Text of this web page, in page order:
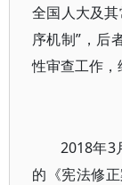
全国人大及
序机制”，后
性审查工作，
2018年3
的《宪法修